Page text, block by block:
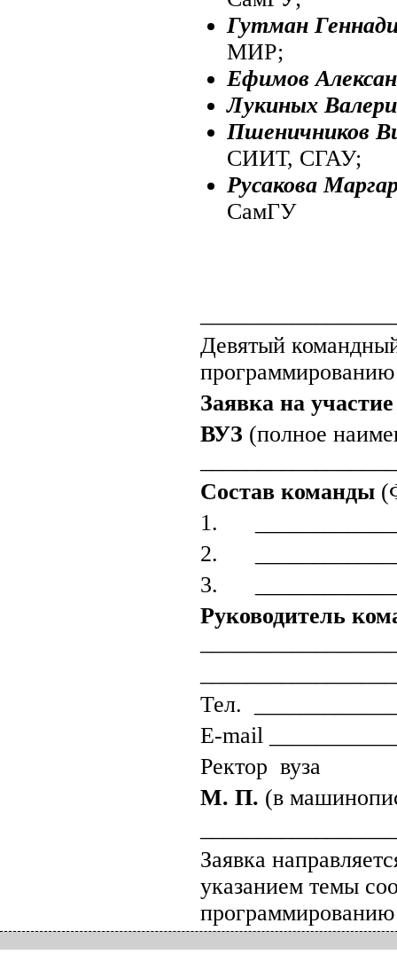
Гутман
МИР;
Ефимов
Лукиных
Пшеничников
СИИТ, СГАУ;
Русакова
СамГУ
Девятый
Заявка на участие
ВУЗ (полное
Состав команды
1.
2.
3.
Руководитель
Тел.
E-mail
Ректор вуза
М. П. (в
Заявка
указанием темы